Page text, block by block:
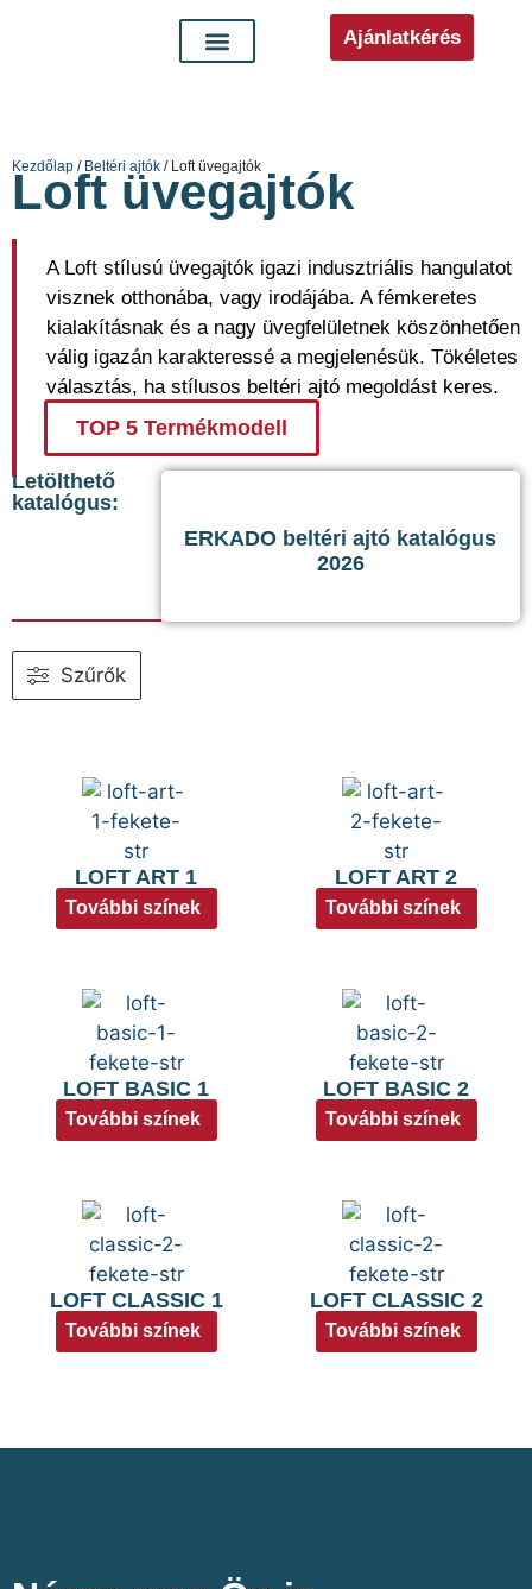
Ajánlatkérés
Kezdőlap / Beltéri ajtók / Loft üvegajtók
Loft üvegajtók
A Loft stílusú üvegajtók igazi indusztriális hangulatot
visznek otthonába, vagy irodájába. A fémkeretes
kialakításnak és a nagy üvegfelületnek köszönhetően
válig igazán karakteressé a megjelenésük. Tökéletes
választás, ha stílusos beltéri ajtó megoldást keres.
TOP 5 Termékmodell
Letölthető
katalógus:
ERKADO beltéri ajtó katalógus
2026
Szűrők
LOFT ART 1
További színek
LOFT ART 2
További színek
LOFT BASIC 1
További színek
LOFT BASIC 2
További színek
LOFT CLASSIC 1
További színek
LOFT CLASSIC 2
További színek